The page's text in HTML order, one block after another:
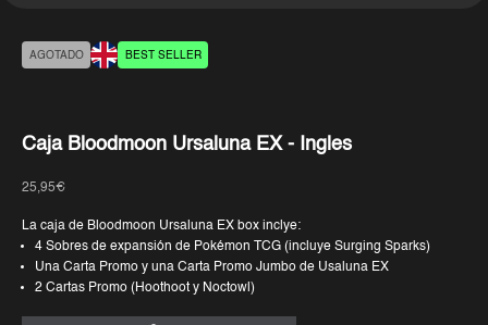
AGOTADO BEST SELLER
Caja Bloodmoon Ursaluna EX - Ingles
Precio de oferta
25,95€
La caja de Bloodmoon Ursaluna EX box inclye:
4 Sobres de expansión de Pokémon TCG (incluye Surging Sparks)
Una Carta Promo y una Carta Promo Jumbo de Usaluna EX
2 Cartas Promo (Hoothoot y Noctowl)